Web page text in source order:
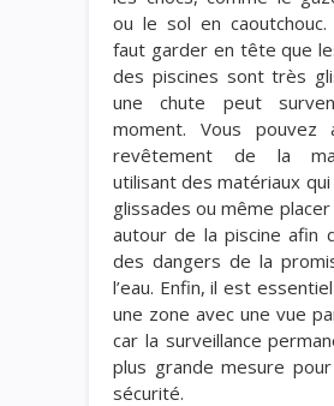
ou le sol en
faut garder en tête que
des piscines sont très
une chute peut
moment. Vous pouvez
revêtement de la
utilisant des matériaux
glissades ou même
autour de la piscine afin
des dangers de la
l’eau. Enfin, il est
une zone avec une vue
car la surveillance
plus grande mesure
sécurité.